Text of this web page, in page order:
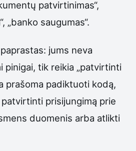
patvirtinimas“,
„banko saugumas“.
jums neva
pinigai, tik reikia „patvirtinti
prašoma padiktuoti kodą,
prisijungimą prie
duomenis arba atlikti